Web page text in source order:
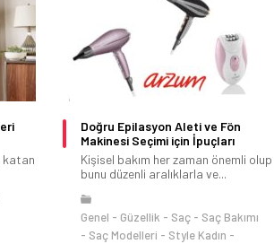
katan
Doğru Epilasyon Aleti ve Fön
Makinesi Seçimi için İpuçları
Kişisel bakım her zaman önemli olup
bunu düzenli aralıklarla ve...
Genel Güzellik Saç
Saç Bakımı
Saç Modelleri
Style Kadın